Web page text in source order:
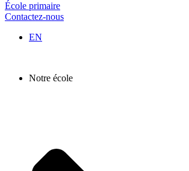
École primaire
Contactez-nous
EN
Notre école